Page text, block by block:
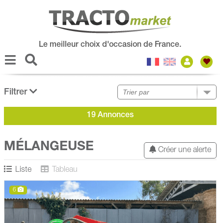
Le meilleur choix d'occasion de France.
Filtrer
19 Annonces
Créer une alerte
MÉLANGEUSE
Liste Tableau
6